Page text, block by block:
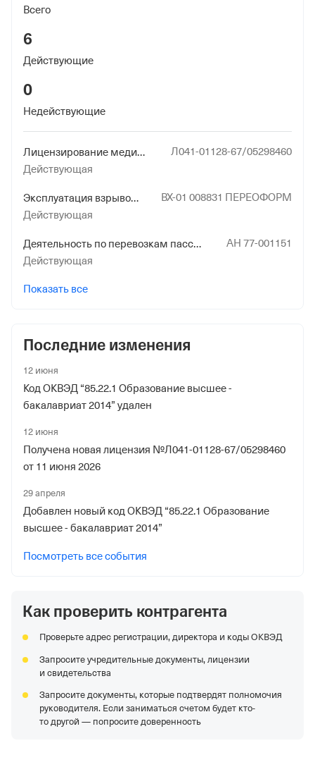
Всего
6
Действующие
0
Недействующие
Лицензирование медицинской деятельности (за исключением указанной деятельности, осуществляемой медицинскими организациями и другими организациями, входящими в частную систему здравоохранения, на территории инновационного центра "Сколково")
Л041-01128-67/05298460
Действующая
Эксплуатация взрывопожароопасных и химически опасных производственных объектов I, II и III классов опасности
ВХ-01 008831 ПЕРЕОФОРМ
Действующая
Деятельность по перевозкам пассажиров и иных лиц автобусами
АН 77-001151
Действующая
Показать все
Последние изменения
12 июня
Код ОКВЭД “85.22.1 Образование высшее -
бакалавриат 2014” удален
12 июня
Получена новая лицензия №Л041-01128-67/05298460
от 11 июня 2026
29 апреля
Добавлен новый код ОКВЭД “85.22.1 Образование
высшее - бакалавриат 2014”
Посмотреть все события
Как проверить контрагента
Проверьте адрес регистрации, директора и коды ОКВЭД
Запросите учредительные документы, лицензии
и свидетельства
Запросите документы, которые подтвердят полномочия
руководителя. Если заниматься счетом будет кто-
то другой — попросите доверенность